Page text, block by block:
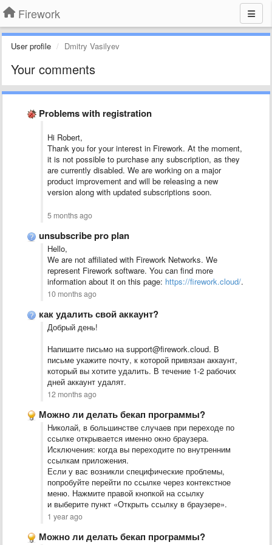
Firework
User profile Dmitry Vasilyev
Your comments
Problems with registration
Hi Robert,
Thank you for your interest in Firework. At the moment,
it is not possible to purchase any subscription, as they
are currently disabled. We are working on a major
product improvement and will be releasing a new
version along with updated subscriptions soon.
5 months ago
unsubscribe pro plan
Hello,
We are not affiliated with Firework Networks. We
represent Firework software. You can find more
information about it on this page: https://firework.cloud/.
10 months ago
как удалить свой аккаунт?
Добрый день!
Напишите письмо на support@firework.cloud. В
письме укажите почту, к которой привязан аккаунт,
который вы хотите удалить. В течение 1-2 рабочих
дней аккаунт удалят.
12 months ago
Можно ли делать бекап программы?
Николай, в большинстве случаев при переходе по
ссылке открывается именно окно браузера.
Исключения: когда вы переходите по внутренним
ссылкам приложения.
Если у вас возникли специфические проблемы,
попробуйте перейти по ссылке через контекстное
меню. Нажмите правой кнопкой на ссылку
и выберите пункт «Открыть ссылку в браузере».
1 year ago
Можно ли делать бекап программы?